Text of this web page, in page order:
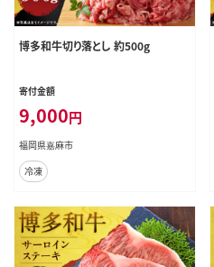
博多和牛切り落とし 約500g
寄付金額
9,000円
福岡県嘉麻市
冷凍